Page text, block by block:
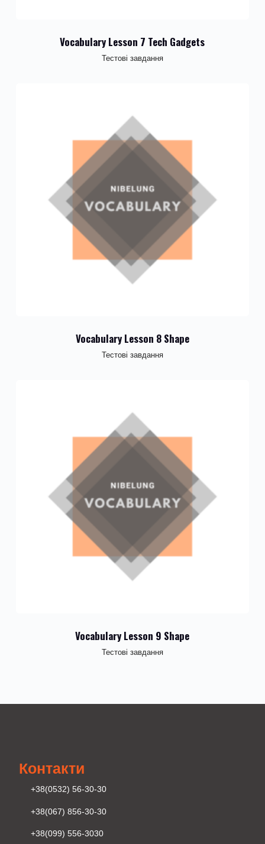
Vocabulary Lesson 7 Tech Gadgets
Тестові завдання
Vocabulary Lesson 8 Shape
Тестові завдання
Vocabulary Lesson 9 Shape
Тестові завдання
Контакти
+38(0532) 56-30-30
+38(067) 856-30-30
+38(099) 556-3030